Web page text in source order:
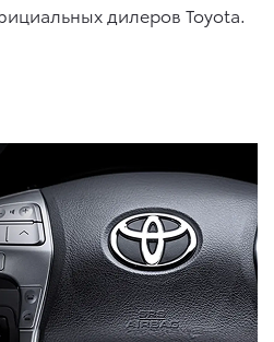
дилеров Toyota.